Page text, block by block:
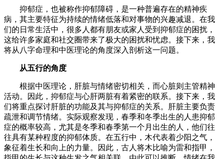
抑郁症，也被称作抑郁障碍，是一种普遍存在的精神疾
病，其主要特征为持续的情绪低落和对事物的兴趣减退。在我
们的日常生活中，很多人都有朋友或家人受到抑郁症的困扰，
这给许多家庭和社交圈带来了极大的困扰和忧虑。接下来，我
将从八字命理和中医理论的角度深入剖析这一问题。
从五行的角度
根据中医理论，肝脏与情绪密切相关，而心脏则主管精神
活动。因此，抑郁症与心肝两脏有着紧密的联系。接下来，我
们将重点探讨肝脏的功能及其与抑郁症的关系。肝脏主要负责
疏泄和调节情绪。实际观察发现，春季和冬季出生的人患抑郁
症的概率较高，尤其是冬季和春季第一个月出生的人，他们往
往具有某种程度的抑郁体质。在五行中，木代表着少阳之气，
象征着生长和向上的力量。因此，古人将木比喻为雷和指甲，